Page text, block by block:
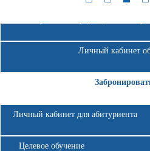
Личный кабинет
Личный кабинет для абитуриента
Целевое обучение